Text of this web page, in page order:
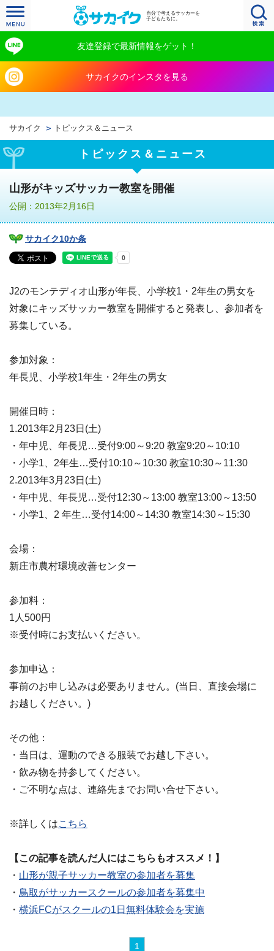
自分で考えるサッカーを
子どもたちに。
友達登録で最新情報をゲット！
サカイクのインスタを見る
サカイク トピックス＆ニュース
トピックス＆ニュース
山形がキッズサッカー教室を開催
公開：2013年2月16日
サカイク10か条
J2のモンテディオ山形が年長、小学校1・2年生の男女を
対象にキッズサッカー教室を開催すると発表し、参加者を
募集している。
参加対象：
年長児、小学校1年生・2年生の男女
開催日時：
1.2013年2月23日(土)
・年中児、年長児…受付9:00～9:20 教室9:20～10:10
・小学1、2年生…受付10:10～10:30 教室10:30～11:30
2.2013年3月23日(土)
・年中児、年長児…受付12:30～13:00 教室13:00～13:50
・小学1、2 年生…受付14:00～14:30 教室14:30～15:30
会場：
新庄市農村環境改善センター
参加料：
1人500円
※受付時にお支払いください。
参加申込：
事前のお申し込みは必要ありません。(当日、直接会場に
お越しください。)
その他：
・当日は、運動のできる服装でお越し下さい。
・飲み物を持参してください。
・ご不明な点は、連絡先までお問い合せ下さい。
※詳しくはこちら
【この記事を読んだ人にはこちらもオススメ！】
・ 山形が親子サッカー教室の参加者を募集
・ 鳥取がサッカースクールの参加者を募集中
・ 横浜FCがスクールの1日無料体験会を実施
1